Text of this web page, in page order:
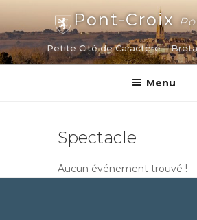
contenu
principal
Pont-Croix
Petite Cité de Caractère –
Menu
Spectacle
Aucun événement trouvé !